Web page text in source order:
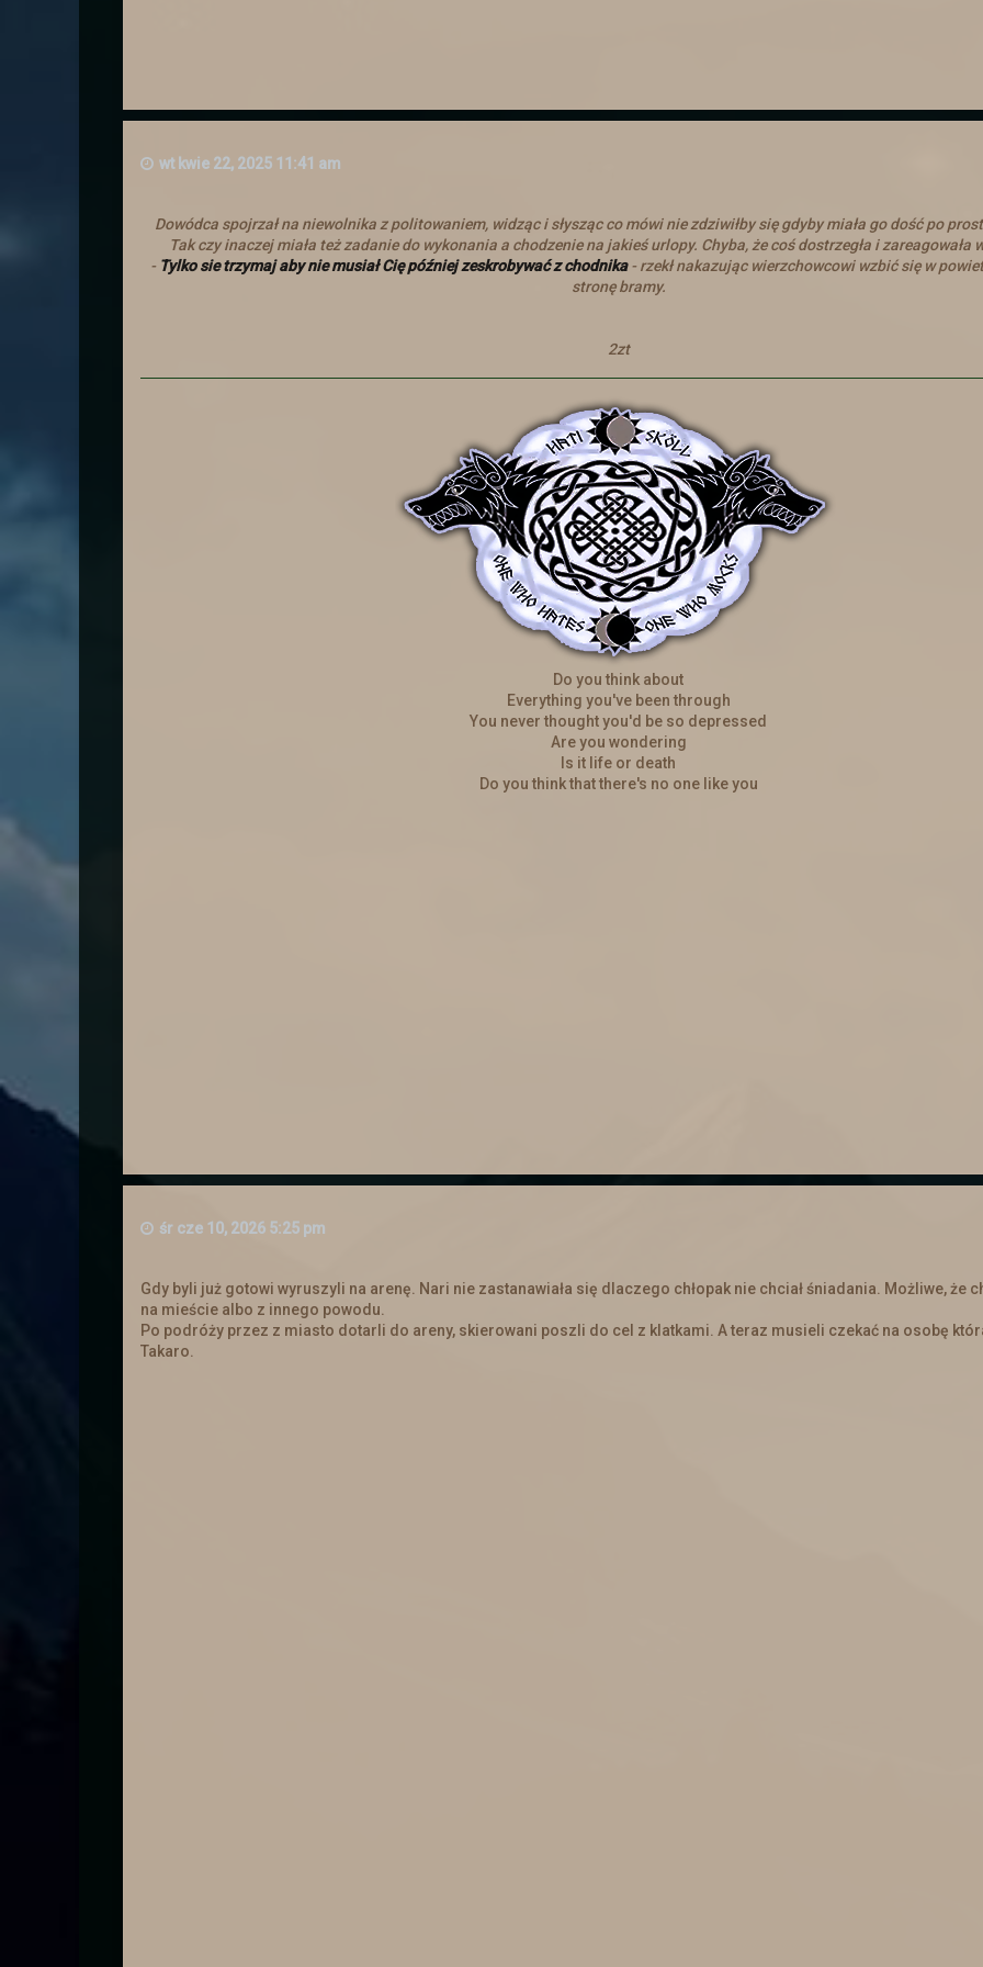
Wydarzenie w dalekiej krainie zostało ukończone. Postaci wróciły z nagrodami. Niestety
Aktualizacja
Zapraszamy Wszystkich na Świąteczną Ucztę, która odbędzie się od 20 grudnia do 9
więcej :)
Dzień kobiet
Z okazji Dnia Kobiet Administracja życzy Paniom wszystkiego najlepszego z okazji Waszego
Walentynki
14 lutego odbędzie się bal walentynkowy. Obowiązkowo stroje przedstawiające
Loteria i aktualizacja
Kolejna szansa na zdobycie losu na loterię. Tkacz Losu do końca dnia (12.02) czeka na
Czwartek. Więcej informacji w wiadomości od Tkacza i w
Zmiany w regulaminie
wt kwie 22, 2025 11:41 am
Dowódca spojrzał na niewolnika z politowaniem, widząc i słysząc co mówi nie zdziwiłby się gdyby miała go dość po
Tak czy inaczej miała też zadanie do wykonania a chodzenie na jakieś urlopy. Chyba, że coś dostrzegła i zareagowała
-Tylko sie trzymaj aby nie musiał Cię później zeskrobywać z chodnika- rzekł nakazując wierzchowcowi wzbić się w
stronę bramy.
2zt
Do you think about
Everything you've been through
You never thought you'd be so depressed
Are you wondering
Is it life or death
Do you think that there's no one like you
śr cze 10, 2026 5:25 pm
Gdy byli już gotowi wyruszyli na arenę. Nari nie zastanawiała się dlaczego chłopak nie chciał śniadania. Możliwe, że
na mieście albo z innego powodu.
Po podróży przez z miasto dotarli do areny, skierowani poszli do cel z klatkami. A teraz musieli czekać na osobę
Takaro.